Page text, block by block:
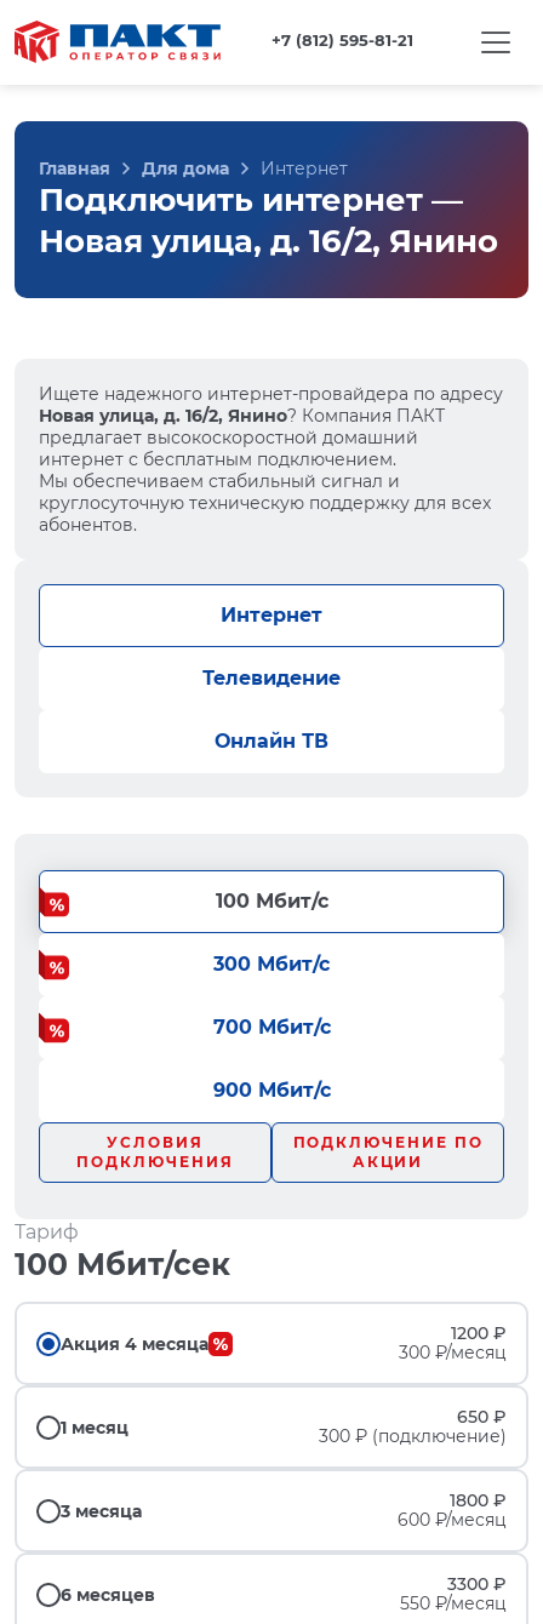
+7 (812) 595-81-21
Главная Для дома Интернет
Подключить интернет —
Новая улица, д. 16/2, Янино
Ищете надежного интернет-провайдера по адресу
Новая улица, д. 16/2, Янино? Компания ПАКТ
предлагает высокоскоростной домашний
интернет с бесплатным подключением.
Мы обеспечиваем стабильный сигнал и
круглосуточную техническую поддержку для всех
абонентов.
Интернет
Телевидение
Онлайн ТВ
100 Мбит/с
300 Мбит/с
700 Мбит/с
900 Мбит/с
УСЛОВИЯ
ПОДКЛЮЧЕНИЯ
ПОДКЛЮЧЕНИЕ ПО
АКЦИИ
Тариф
100 Мбит/сек
Акция 4 месяца
1200 ₽
300 ₽/месяц
1 месяц
650 ₽
300 ₽ (подключение)
3 месяца
1800 ₽
600 ₽/месяц
6 месяцев
3300 ₽
550 ₽/месяц